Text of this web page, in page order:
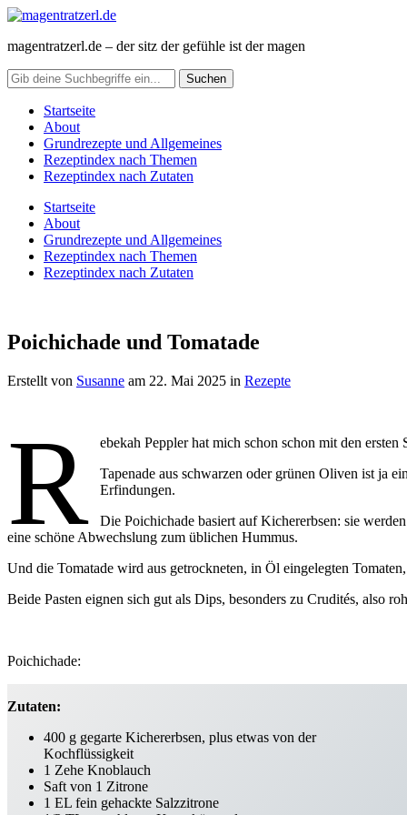
magentratzerl.de – der sitz der gefühle ist der magen
Startseite
About
Grundrezepte und Allgemeines
Rezeptindex nach Themen
Rezeptindex nach Zutaten
Startseite
About
Grundrezepte und Allgemeines
Rezeptindex nach Themen
Rezeptindex nach Zutaten
Poichichade und Tomatade
Erstellt von Susanne am 22. Mai 2025 in Rezepte
R
ebekah Peppler hat mich schon schon mit den
Tapenade aus schwarzen oder grünen Oliven ist ja
Erfindungen.
Die Poichichade basiert auf Kichererbsen: sie
eine schöne Abwechslung zum üblichen Hummus.
Und die Tomatade wird aus getrockneten, in Öl eingelegten
Beide Pasten eignen sich gut als Dips, besonders zu Crudités, also
Poichichade:
Zutaten:
400 g gegarte Kichererbsen, plus etwas von der
Kochflüssigkeit
1 Zehe Knoblauch
Saft von 1 Zitrone
1 EL fein gehackte Salzzitrone